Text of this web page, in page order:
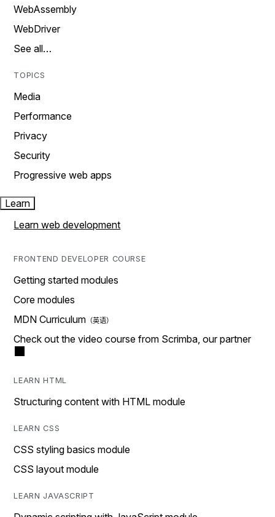
WebAssembly
WebDriver
See all…
TOPICS
Media
Performance
Privacy
Security
Progressive web apps
Learn
Learn web development
FRONTEND DEVELOPER COURSE
Getting started modules
Core modules
MDN Curriculum
Check out the video course from Scrimba, our partner
LEARN HTML
Structuring content with HTML module
LEARN CSS
CSS styling basics module
CSS layout module
LEARN JAVASCRIPT